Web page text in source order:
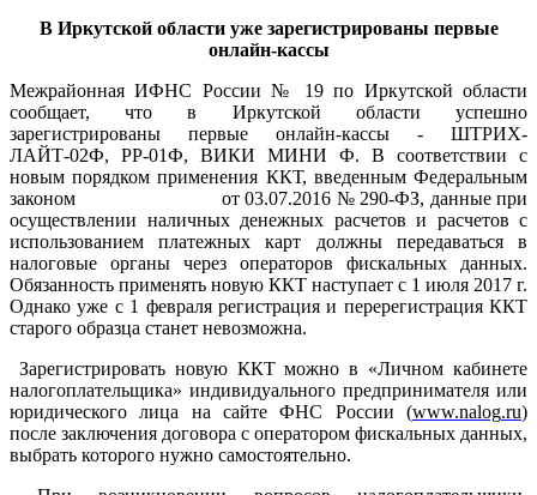
В Иркутской области уже зарегистрированы первые
онлайн-кассы
Межрайонная ИФНС России № 19 по Иркутской области
сообщает, что в Иркутской области успешно
зарегистрированы первые онлайн-кассы - ШТРИХ-
ЛАЙТ-02Ф, РР-01Ф, ВИКИ МИНИ Ф. В соответствии с
новым порядком применения ККТ, введенным Федеральным
законом от 03.07.2016 № 290-ФЗ, данные при
осуществлении наличных денежных расчетов и расчетов с
использованием платежных карт должны передаваться в
налоговые органы через операторов фискальных данных.
Обязанность применять новую ККТ наступает с 1 июля 2017 г.
Однако уже с 1 февраля регистрация и перерегистрация ККТ
старого образца станет невозможна.
Зарегистрировать новую ККТ можно в «Личном кабинете
налогоплательщика» индивидуального предпринимателя или
юридического лица на сайте ФНС России (www.nalog.ru)
после заключения договора с оператором фискальных данных,
выбрать которого нужно самостоятельно.